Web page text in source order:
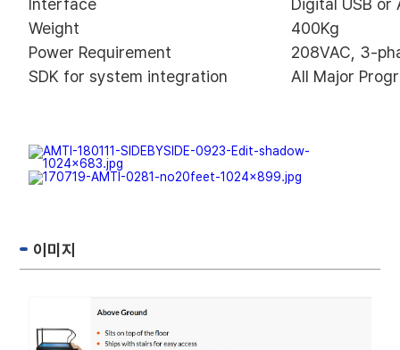
Interface
Digital USB or
Weight
400Kg
Power Requirement
208VAC, 3-
SDK for system integration
All Major
이미지